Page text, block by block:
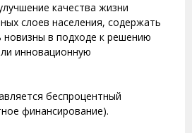
качества жизни
слоев населения, содержать
новизны в подходе к решению
инновационную
беспроцентный
финансирование).